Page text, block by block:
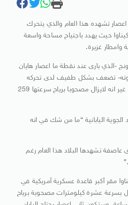
اعصار تشهده هذا العام والذي يتحرك
حيث يهدد باجتياح مساحة واسعة
وامطار غزيرة.
-الذي بارى عند نقطة ما اعصار هايان
قوته- تضعف بشكل طفيف لدى تحركه
شمالا فوق المحيط الهادي. غير انه لايزال مصحوبا برياح سرعتها 259
اليابانية “ما من شك في انه
عاصفة تشهدها البلاد هذا العام رغم
مقر أكبر قاعدة عسكرية أمريكية في
بسرعة عشرة كيلومترات مصحوبة برياح